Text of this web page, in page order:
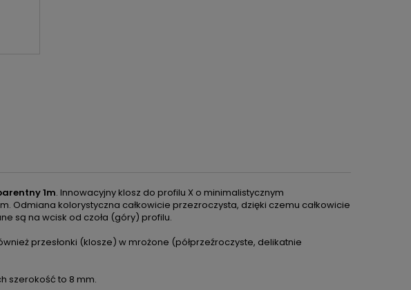
1m. Innowacyjny klosz do profilu X o minimalistycznym
Odmiana kolorystyczna całkowicie przezroczysta, dzięki czemu całkowicie
są na wcisk od czoła (góry) profilu.
przesłonki (klosze) wmrożone (półprzeźroczyste, delikatnie
szerokość to 8 mm.